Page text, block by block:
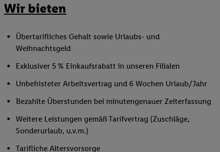
Wir bieten
Übertarifliches Gehalt sowie Urlaubs- und
Weihnachtsgeld
Exklusiver 5 % Einkaufsrabatt in unseren Filialen
Unbefristeter Arbeitsvertrag und 6 Wochen Urlaub/Jahr
Bezahlte Überstunden bei minutengenauer Zeiterfassung
Weitere Leistungen gemäß Tarifvertrag (Zuschläge,
Sonderurlaub, u.v.m.)
Tarifliche Altersvorsorge